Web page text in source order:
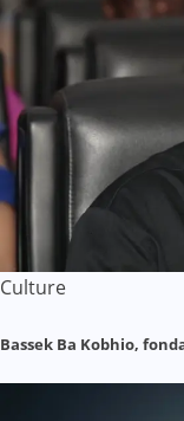
Culture
Bassek Ba Kobhio,